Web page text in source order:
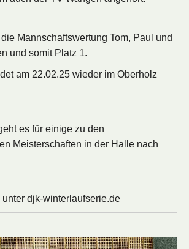
Mannschaftswertung Tom, Paul und
und somit Platz 1.
am 22.02.25 wieder im Oberholz
es für einige zu den
Meisterschaften in der Halle nach
djk-winterlaufserie.de